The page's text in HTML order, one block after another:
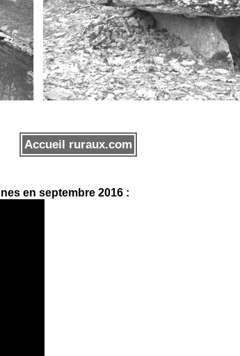
Accueil ruraux.com
en septembre 2016 :